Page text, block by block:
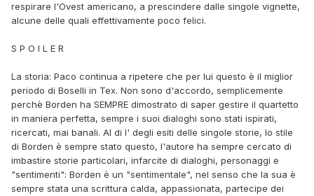
respirare l'Ovest americano, a prescindere dalle singole vignette,
alcune delle quali effettivamente poco felici.
S P O I L E R
La storia: Paco continua a ripetere che per lui questo è il miglior
periodo di Boselli in Tex. Non sono d'accordo, semplicemente
perchè Borden ha SEMPRE dimostrato di saper gestire il quartetto
in maniera perfetta, sempre i suoi dialoghi sono stati ispirati,
ricercati, mai banali. Al di l' degli esiti delle singole storie, lo stile
di Borden è sempre stato questo, l'autore ha sempre cercato di
imbastire storie particolari, infarcite di dialoghi, personaggi e
"sentimenti": Borden è un "sentimentale", nel senso che la sua è
sempre stata una scrittura calda, appassionata, partecipe dei